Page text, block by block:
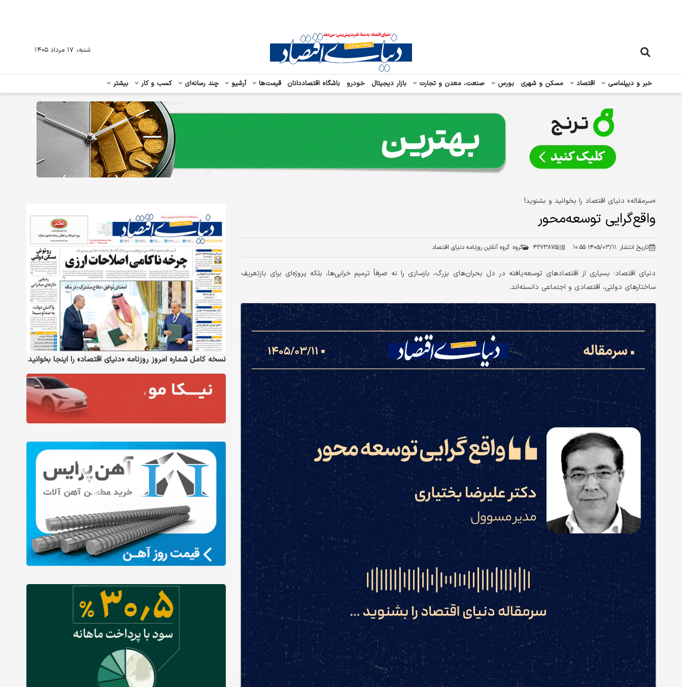
خبر و دیپلماسی اقتصاد مسکن و شهری بورس صنعت، معدن و تجارت بازار دیجیتال خودرو باشگاه اقتصاددانان قیمت‌ها آرشیو چند رسانه‌ای کسب و کار بیشتر
شنبه، ۱۷ مرداد ۱۴۰۵
«سرمقاله» دنیای اقتصاد را بخوانید و بشنوید!
واقع‌گرایی توسعه‌محور
تاریخ انتشار :۱۴۰۵/۰۳/۱۱ ۱۰:۵۵ ۴۲۷۳۸۷۵ گروه: گروه آنلاین روزنامه دنیای اقتصاد
دنیای اقتصاد؛ بسیاری از اقتصادهای توسعه‌یافته در دل بحران‌های بزرگ، بازسازی را نه صرفاً ترمیم خرابی‌ها، بلکه پروژه‌ای برای بازتعریف
ساختارهای دولتی، اقتصادی و اجتماعی دانسته‌اند.
نسخه کامل شماره امروز روزنامه «دنیای‌ اقتصاد» را اینجا بخوانید